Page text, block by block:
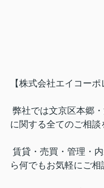
【株式会社エイコーポ
弊社では文京区本郷
に関する全てのご相談
賃貸・売買・管理・
ら何でもお気軽にご相